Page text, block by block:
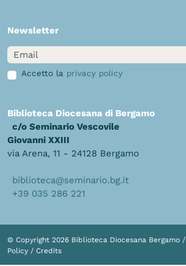
Newsletter
Email
Accetto la privacy policy
Biblioteca Diocesana di Bergamo
c/o Seminario Vescovile
Giovanni XXIII
via Arena, 11 - 24128 Bergamo
biblioteca@seminario.bg.it
+39 035 286 221
© Copyright 2026 Biblioteca Diocesana Bergamo /
Policy / Credits